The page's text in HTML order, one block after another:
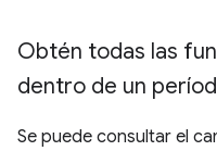
Obtén todas las
dentro de un
Se puede consultar el